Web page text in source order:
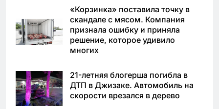
«Корзинка» поставила точку в
скандале с мясом. Компания
признала ошибку и приняла
решение, которое удивило
многих
21-летняя блогерша погибла в
ДТП в Джизаке. Автомобиль на
скорости врезался в дерево